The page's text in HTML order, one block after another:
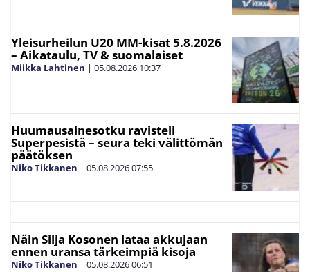
Yleisurheilun U20 MM-kisat 5.8.2026
– Aikataulu, TV & suomalaiset
Miikka Lahtinen | 05.08.2026 10:37
Huumausainesotku ravisteli
Superpesistä – seura teki välittömän
päätöksen
Niko Tikkanen | 05.08.202607:55
Näin Silja Kosonen lataa akkujaan
ennen uransa tärkeimpiä kisoja
Niko Tikkanen | 05.08.202606:51